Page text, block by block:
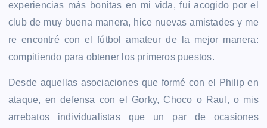
experiencias más bonitas en mi vida, fuí acogido por el
club de muy buena manera, hice nuevas amistades y me
re encontré con el fútbol amateur de la mejor manera:
compitiendo para obtener los primeros puestos.
Desde aquellas asociaciones que formé con el Philip en
ataque, en defensa con el Gorky, Choco o Raul, o mis
arrebatos individualistas que un par de ocasiones